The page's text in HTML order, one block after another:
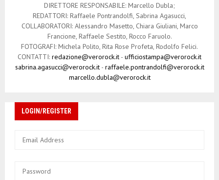
DIRETTORE RESPONSABILE: Marcello Dubla;
REDATTORI: Raffaele Pontrandolfi, Sabrina Agasucci,
COLLABORATORI: Alessandro Masetto, Chiara Giuliani, Marco
Francione, Raffaele Sestito, Rocco Faruolo.
FOTOGRAFI: Michela Polito, Rita Rose Profeta, Rodolfo Felici.
CONTATTI: redazione@verorock.it - ufficiostampa@verorock.it
sabrina.agasucci@verorock.it- raffaele.pontrandolfi@verorock.it
marcello.dubla@verorock.it
LOGIN/REGISTER